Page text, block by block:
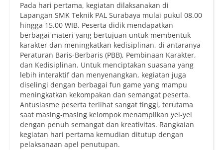
Pada hari pertama, kegiatan dilaksanakan di
Lapangan SMK Teknik PAL Surabaya mulai pukul 08.00
hingga 15.00 WIB. Peserta didik mendapatkan
berbagai materi yang bertujuan untuk membentuk
karakter dan meningkatkan kedisiplinan, di antaranya
Peraturan Baris-Berbaris (PBB), Pembinaan Karakter,
dan Kedisiplinan. Untuk menciptakan suasana yang
lebih interaktif dan menyenangkan, kegiatan juga
diselingi dengan berbagai fun game yang mampu
meningkatkan kekompakan dan semangat peserta.
Antusiasme peserta terlihat sangat tinggi, terutama
saat masing-masing kelompok menampilkan yel-yel
dengan penuh semangat dan kreativitas. Rangkaian
kegiatan hari pertama kemudian ditutup dengan
pelaksanaan apel penutupan.